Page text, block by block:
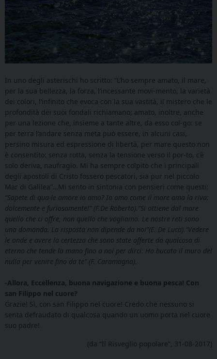
In uno degli asterischi ho scritto: “L’ho sempre amato, il mare,
per la sua bellezza, la forza, l’incessante movi-mento, la varietà
dei colori, l’infinito che evoca con la sua vastità, il mistero che le
profondità dei suoi fondali richiamano; amato, inoltre, anche
per una lezione che, insieme a tante altre, da esso col-go: se
per terra l’andare senza meta può essere, in alcuni casi,
persino misura ed espressione di libertà, per mare questo non
è consentito: senza rotta, senza la tensione verso il por-to, c’è
solo deriva, naufragio. Mi ha sempre colpito che i principali
degli apostoli di Cristo fossero pescatori, sia pur nel piccolo
Mar di Galilea”…Mi sento in sintonia con pensieri come questi:
“Sapete di qua-le amore io amo? Io amo come il mare ama la riva:
dolcemente e furiosamente!” (F.De Roberto).“Si ottiene dal mare
quello che ci offre, non quello che vogliamo. Le nostre reti sono
una domanda. La risposta non dipende da noi”(E. De Luca).“Vedere
le onde e avere la certezza che sono state offerte da qualcosa di
eterno che tende la mano fino a noi per dirci: Ho bucato il muro del
nulla per venire fino da te” (F. Caramagna).
-Allora, Eccellenza, buona navigazione e buona pesca! Con
san Filippo nel cuore?
Grazie! Sì, con san Filippo nel cuore! Credo che nessuno si
senta defraudato di qualcosa quando un uomo porta nel cuore
suo padre!
(da “Il Risveglio popolare”, 31-08-2017)